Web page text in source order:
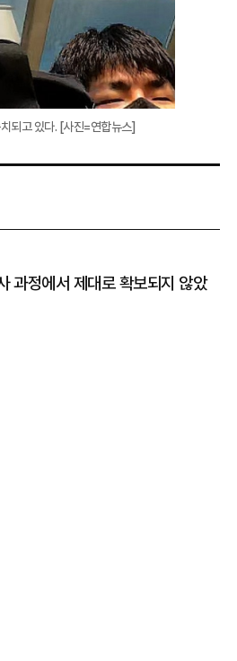
되고 있다. [사진=연합뉴스]
과정에서 제대로 확보되지 않았